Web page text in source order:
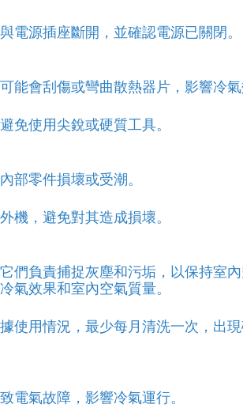
電源插座斷開，並確認電源已關閉。
能會刮傷或彎曲散熱器片，影響冷氣
免使用尖銳或硬質工具。
部零件損壞或受潮。
機，避免對其造成損壞。
們負責捕捉灰塵和污垢，以保持室
氣效果和室內空氣質量。
使用情況，最少每月清洗一次，出
電氣故障，影響冷氣運行。